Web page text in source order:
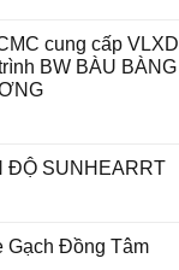
cung cấp VLXD
BW BÀU BÀNG
ĐỘ SUNHEARRT
Gạch Đồng Tâm